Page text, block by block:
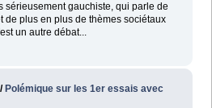
sérieusement gauchiste, qui parle de
de plus en plus de thèmes sociétaux
un autre débat...
/Polémique sur les 1er essais avec